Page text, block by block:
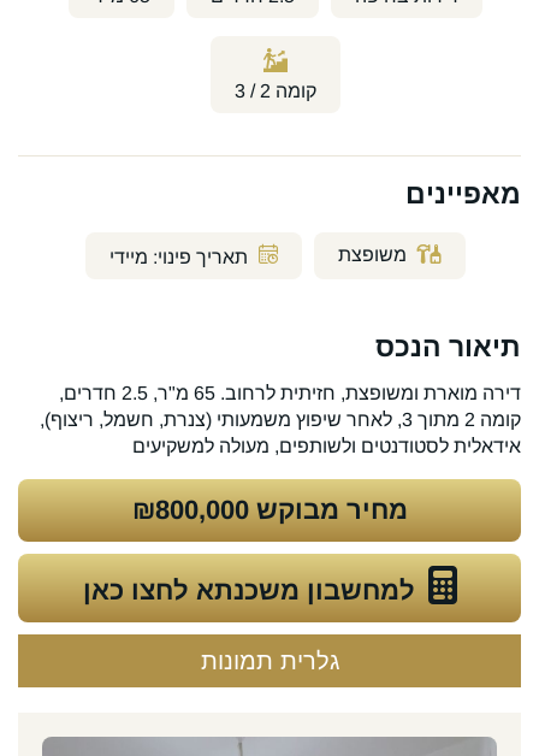
קומה
מאפיינים
משופצת תאריך פינוי: מיידי
תיאור הנכס
דירה מוארת ומשופצת, חזיתית לרחוב. 65 מ"ר, 2.5 חדרים,
קומה 2 מתוך 3, לאחר שיפוץ משמעותי (צנרת, חשמל, ריצוף),
אידאלית לסטודנטים ולשותפים, מעולה למשקיעים
מחיר מבוקש ₪800,000
למחשבון משכנתא לחצו כאן
גלרית תמונות